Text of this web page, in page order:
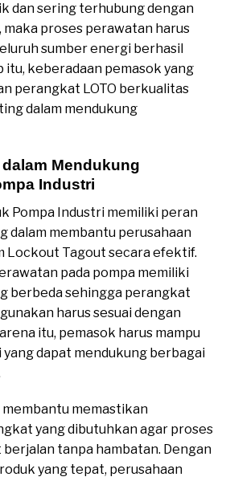
dan sering terhubung dengan
proses perawatan harus
sumber energi berhasil
itu, keberadaan pemasok yang
perangkat LOTO berkualitas
dalam mendukung
Mendukung
Industri
Pompa Industri memiliki peran
dalam membantu perusahaan
Lockout Tagout secara efektif.
pada pompa memiliki
berbeda sehingga perangkat
harus sesuai dengan
itu, pemasok harus mampu
yang dapat mendukung berbagai
membantu memastikan
yang dibutuhkan agar proses
tanpa hambatan. Dengan
yang tepat, perusahaan